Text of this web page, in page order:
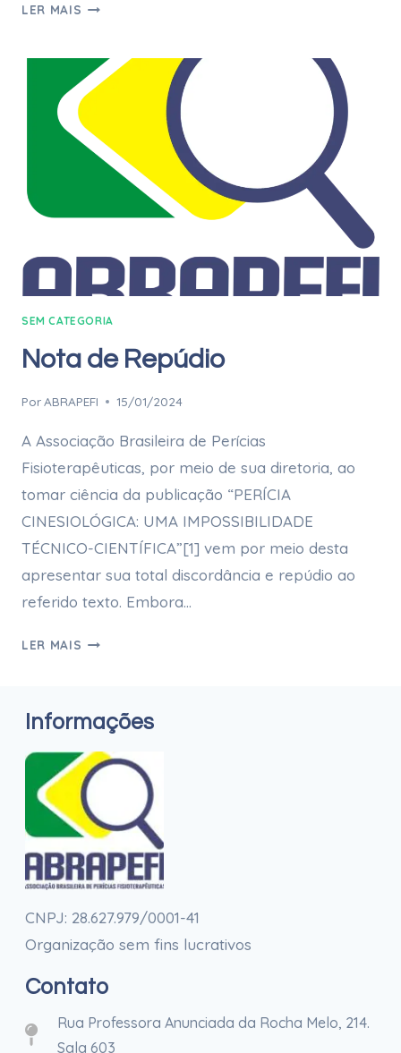
LER MAIS
SEM CATEGORIA
Nota de Repúdio
PorABRAPEFI 15/01/2024
A Associação Brasileira de Perícias
Fisioterapêuticas, por meio de sua diretoria, ao
tomar ciência da publicação “PERÍCIA
CINESIOLÓGICA: UMA IMPOSSIBILIDADE
TÉCNICO-CIENTÍFICA”[1] vem por meio desta
apresentar sua total discordância e repúdio ao
referido texto. Embora…
LER MAIS
Informações
CNPJ: 28.627.979/0001-41
Organização sem fins lucrativos
Contato
Rua Professora Anunciada da Rocha Melo, 214.
Sala 603